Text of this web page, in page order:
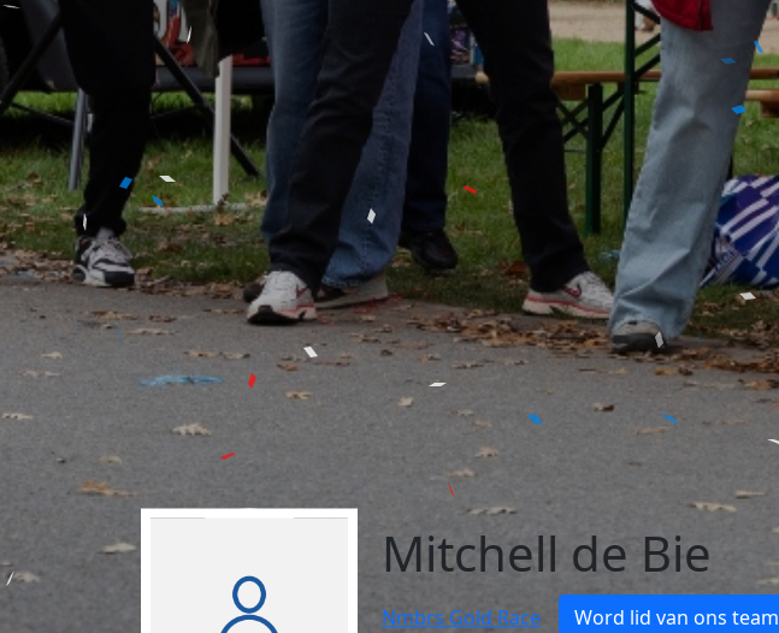
Mitchell de Bie
Nmbrs Gold Race Word lid van ons team